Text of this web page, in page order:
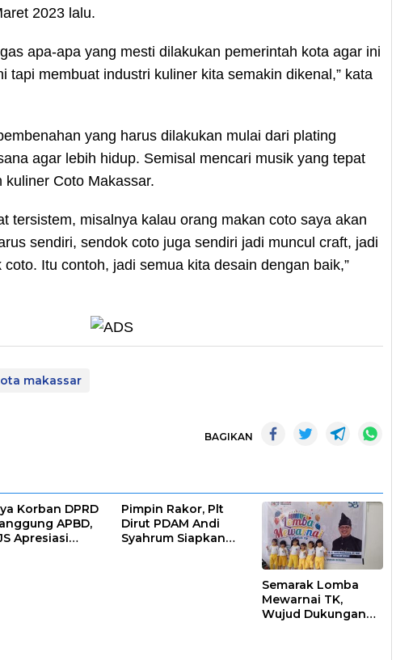
2023 lalu.
apa-apa yang mesti dilakukan pemerintah kota agar ini
tapi membuat industri kuliner kita semakin dikenal,” kata
yang harus dilakukan mulai dari plating
agar lebih hidup. Semisal mencari musik yang tepat
Coto Makassar.
tersistem, misalnya kalau orang makan coto saya akan
sendiri, sendok coto juga sendiri jadi muncul craft, jadi
Itu contoh, jadi semua kita desain dengan baik,”
makassar
BAGIKAN
Korban DPRD
APBD,
Apresiasi
Pimpin Rakor, Plt
Dirut PDAM Andi
Syahrum Siapkan
Semarak Lomba
Mewarnai TK,
Wujud Dukungan